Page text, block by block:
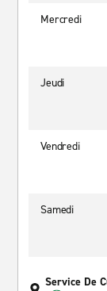
Mercredi
Jeudi
Vendredi
Samedi
Service De